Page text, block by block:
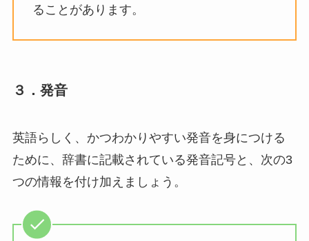
ることがあります。
３．発音
英語らしく、かつわかりやすい発音を身につける
ために、辞書に記載されている発音記号と、次の3
つの情報を付け加えましょう。